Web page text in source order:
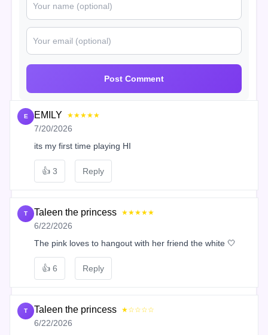
Post Comment
E EMILY ★★★★★
7/20/2026
its my first time playing HI
👍 3 Reply
T Taleen the princess ★★★★★
6/22/2026
The pink loves to hangout with her friend the white 🤍
👍 6 Reply
T Taleen the princess ★☆☆☆☆
6/22/2026